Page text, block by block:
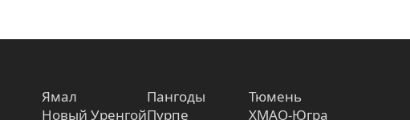
Ямал
Новый Уренгой
Пангоды
Пурпе
Тюмень
ХМАО-Югра